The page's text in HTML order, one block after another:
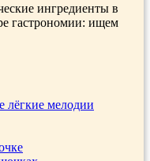
ингредиенты в
гастрономии: ищем
лёгкие мелодии